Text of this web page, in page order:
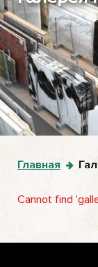
Главная
Cannot find